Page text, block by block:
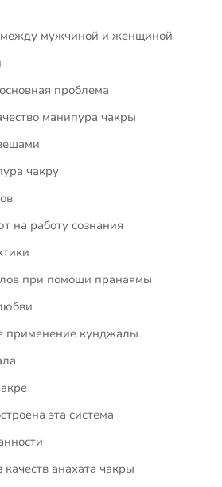
между мужчиной и женщиной
проблема
манипура чакры
чакру
на работу сознания
при помощи пранаямы
применение кунджалы
эта система
анахата чакры